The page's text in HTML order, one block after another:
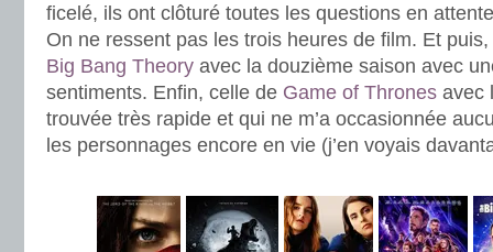
ficelé, ils ont clôturé toutes les questions en
On ne ressent pas les trois heures de film. Et
Big Bang Theory avec la douzième saison avec
sentiments. Enfin, celle de Game of Thrones avec
trouvée très rapide et qui ne m’a occasionnée
les personnages encore en vie (j’en voyais